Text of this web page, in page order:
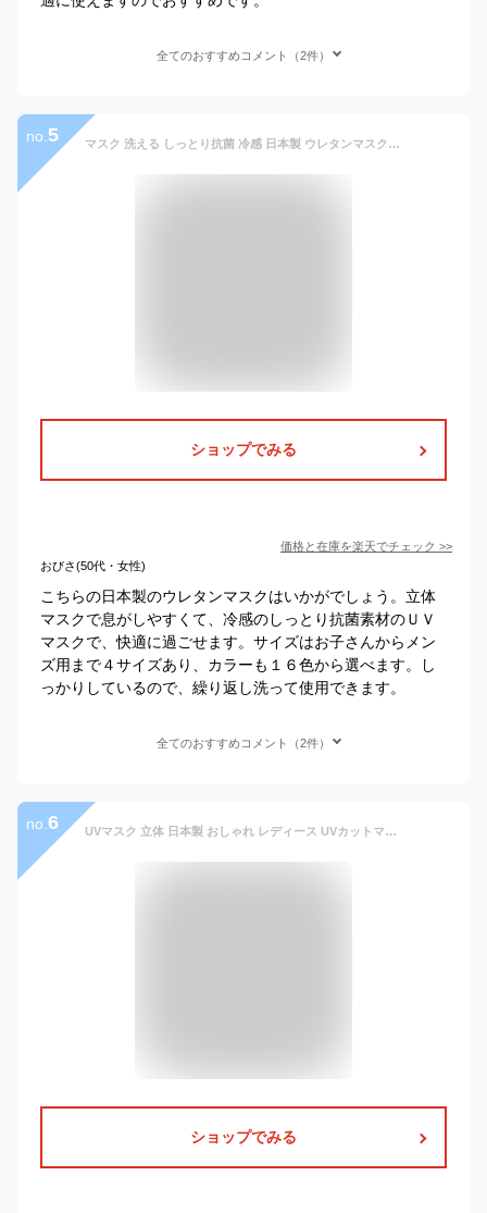
全てのおすすめコメント（2件）
no. 5 マスク 洗える しっとり抗菌 冷感 日本製 ウレタンマスク 4サイズ×16カラー 1枚入り スポーツマスク 大きめ メンズ 息がしやすい ランニング ジム 大きい サイズ 立体マスク 小さめ 3dマスク 子供 メンズ レディース マスク50枚 10枚 5枚 カラーマスク 送料無料
ショップでみる
価格と在庫を楽天でチェック >>
おびさ(50代・女性)
こちらの日本製のウレタンマスクはいかがでしょう。立体
マスクで息がしやすくて、冷感のしっとり抗菌素材のＵＶ
マスクで、快適に過ごせます。サイズはお子さんからメン
ズ用まで４サイズあり、カラーも１６色から選べます。し
っかりしているので、繰り返し洗って使用できます。
全てのおすすめコメント（2件）
no. 6 UVマスク 立体 日本製 おしゃれ レディース UVカットマスク 洗える 多機能マスク 不織布フィルター 布マスク ふらは マスク 日本製 紫外線対策 UVケア グッズ 日焼け防止 UPF50+ 洗えるマスク フェイスマスク ホワイトビューティー
ショップでみる